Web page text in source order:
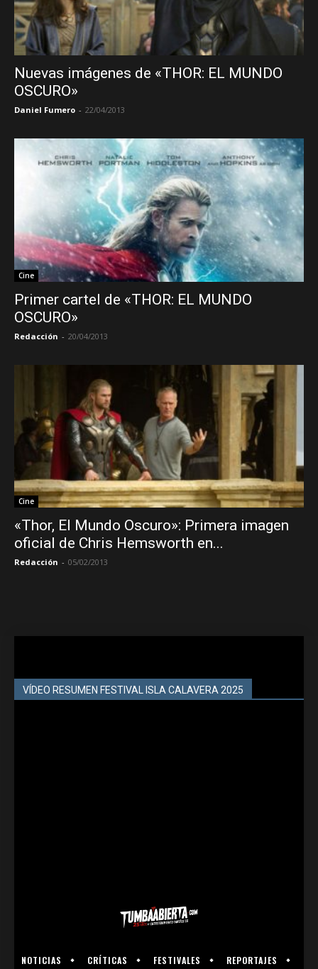
Nuevas imágenes de «THOR: EL MUNDO
OSCURO»
Daniel Fumero - 22/04/2013
Cine
Primer cartel de «THOR: EL MUNDO
OSCURO»
Redacción - 20/04/2013
Cine
«Thor, El Mundo Oscuro»: Primera imagen
oficial de Chris Hemsworth en...
Redacción - 05/02/2013
VÍDEO RESUMEN FESTIVAL ISLA CALAVERA 2025
NOTICIAS CRÍTICAS FESTIVALES REPORTAJES